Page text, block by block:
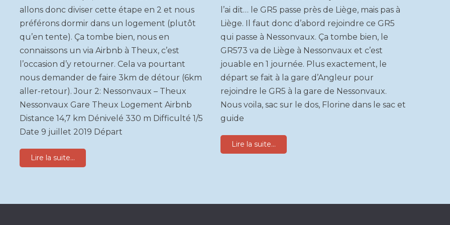
allons donc diviser cette étape en 2 et nous
préférons dormir dans un logement (plutôt
qu’en tente). Ça tombe bien, nous en
connaissons un via Airbnb à Theux, c’est
l’occasion d’y retourner. Cela va pourtant
nous demander de faire 3km de détour (6km
aller-retour). Jour 2: Nessonvaux – Theux
Nessonvaux Gare Theux Logement Airbnb
Distance 14,7 km Dénivelé 330 m Difficulté 1/5
Date 9 juillet 2019 Départ
Lire la suite...
l’ai dit… le GR5 passe près de Liège, mais pas à
Liège. Il faut donc d’abord rejoindre ce GR5
qui passe à Nessonvaux. Ça tombe bien, le
GR573 va de Liège à Nessonvaux et c’est
jouable en 1 journée. Plus exactement, le
départ se fait à la gare d’Angleur pour
rejoindre le GR5 à la gare de Nessonvaux.
Nous voila, sac sur le dos, Florine dans le sac et
guide
Lire la suite...